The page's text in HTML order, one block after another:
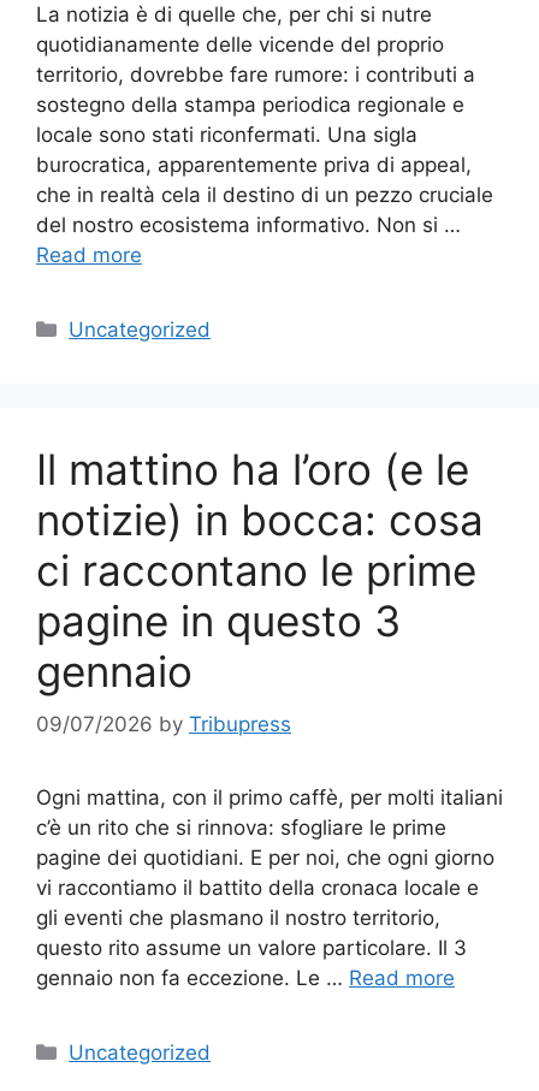
La notizia è di quelle che, per chi si nutre
quotidianamente delle vicende del proprio
territorio, dovrebbe fare rumore: i contributi a
sostegno della stampa periodica regionale e
locale sono stati riconfermati. Una sigla
burocratica, apparentemente priva di appeal,
che in realtà cela il destino di un pezzo cruciale
del nostro ecosistema informativo. Non si …
Read more
Categories
Uncategorized
Il mattino ha l’oro (e le
notizie) in bocca: cosa
ci raccontano le prime
pagine in questo 3
gennaio
09/07/2026 by Tribupress
Ogni mattina, con il primo caffè, per molti italiani
c’è un rito che si rinnova: sfogliare le prime
pagine dei quotidiani. E per noi, che ogni giorno
vi raccontiamo il battito della cronaca locale e
gli eventi che plasmano il nostro territorio,
questo rito assume un valore particolare. Il 3
gennaio non fa eccezione. Le … Read more
Categories
Uncategorized